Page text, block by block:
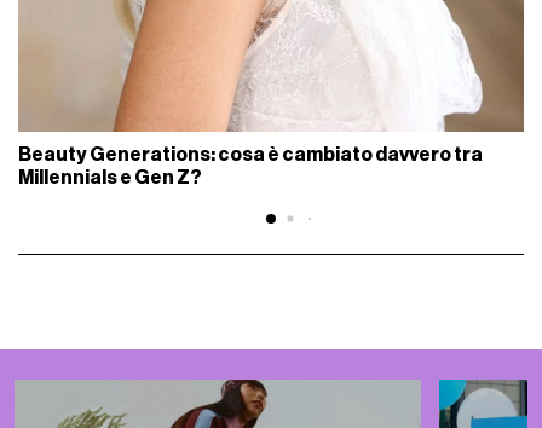
Beauty Generations: cosa è cambiato davvero tra
Millennials e Gen Z?